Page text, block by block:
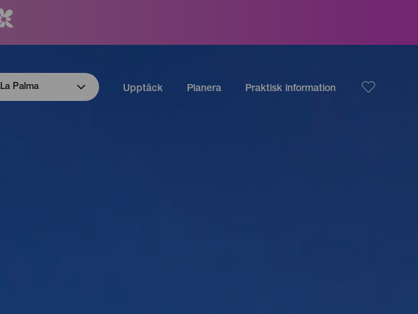
La Palma Upptäck Planera Praktisk information